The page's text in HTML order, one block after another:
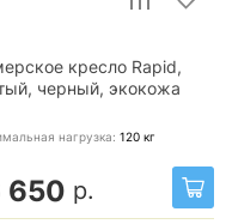
кресло Rapid,
черный, экокожа
нагрузка: 120 кг
650 р.